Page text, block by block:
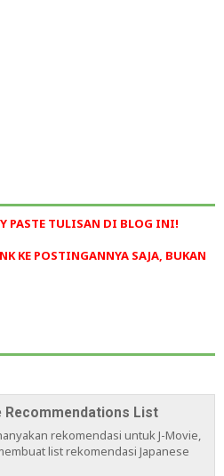
PASTE TULISAN DI BLOG INI!
KE POSTINGANNYA SAJA, BUKAN
Recommendations List
rekomendasi untuk J-Movie,
list rekomendasi Japanese